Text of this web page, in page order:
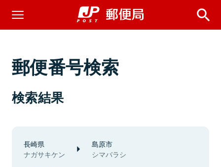
郵便番号検索
検索結果
長崎県
ナガサキケン
島原市
シマバラシ